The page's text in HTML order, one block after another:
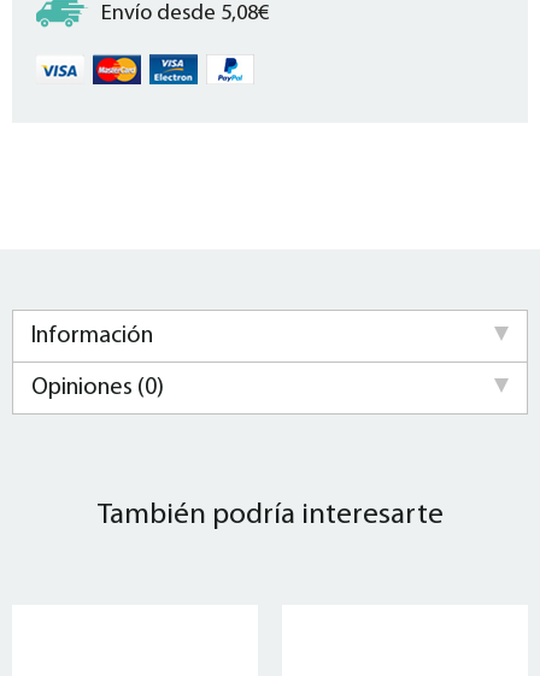
Envío desde 5,08€
Información
Opiniones (0)
También podría interesarte